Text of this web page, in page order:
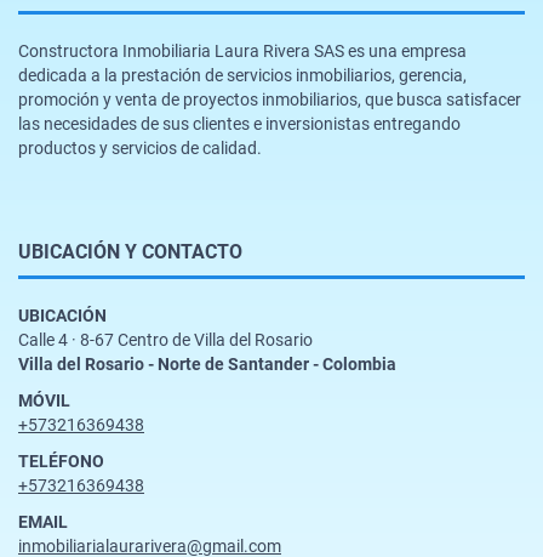
Constructora Inmobiliaria Laura Rivera SAS es una empresa
dedicada a la prestación de servicios inmobiliarios, gerencia,
promoción y venta de proyectos inmobiliarios, que busca satisfacer
las necesidades de sus clientes e inversionistas entregando
productos y servicios de calidad.
UBICACIÓN Y CONTACTO
UBICACIÓN
Calle 4 · 8-67 Centro de Villa del Rosario
Villa del Rosario - Norte de Santander - Colombia
MÓVIL
+573216369438
TELÉFONO
+573216369438
EMAIL
inmobiliarialaurarivera@gmail.com